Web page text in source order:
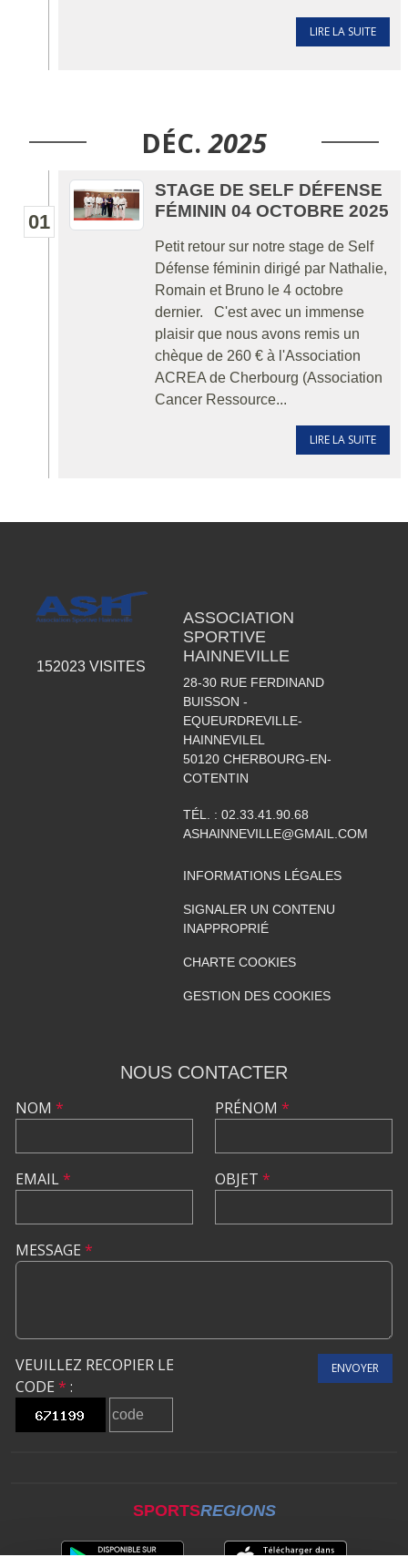
LIRE LA SUITE
DÉC. 2025
01
STAGE DE SELF DÉFENSE
FÉMININ 04 OCTOBRE 2025
Petit retour sur notre stage de Self
Défense féminin dirigé par Nathalie,
Romain et Bruno le 4 octobre
dernier. C'est avec un immense
plaisir que nous avons remis un
chèque de 260 € à l'Association
ACREA de Cherbourg (Association
Cancer Ressource...
LIRE LA SUITE
152023 VISITES
ASSOCIATION
SPORTIVE
HAINNEVILLE
28-30 RUE FERDINAND
BUISSON -
EQUEURDREVILLE-
HAINNEVILEL
50120 CHERBOURG-EN-
COTENTIN
TÉL. : 02.33.41.90.68
ASHAINNEVILLE@GMAIL.COM
INFORMATIONS LÉGALES
SIGNALER UN CONTENU
INAPPROPRIÉ
CHARTE COOKIES
GESTION DES COOKIES
NOUS CONTACTER
NOM *
EMAIL*
PRÉNOM *
OBJET *
MESSAGE *
VEUILLEZ RECOPIER LE
CODE * :
ENVOYER
SPORTSREGIONS